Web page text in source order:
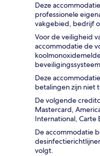
Deze
professionele
vakgebied, bedrijf
Voor de veiligheid
accommodatie de
Deze
betalingen zijn niet
De volgende
Mastercard,
International, Carte
De accommodatie
volgt.